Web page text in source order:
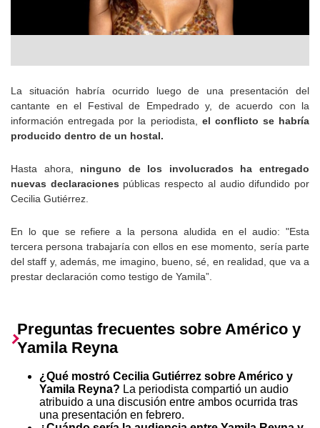
La situación habría ocurrido luego de una presentación del
cantante en el Festival de Empedrado y, de acuerdo con la
información entregada por la periodista, el conflicto se habría
producido dentro de un hostal.
Hasta ahora, ninguno de los involucrados ha entregado
nuevas declaraciones públicas respecto al audio difundido por
Cecilia Gutiérrez.
En lo que se refiere a la persona aludida en el audio: "Esta
tercera persona trabajaría con ellos en ese momento, sería parte
del staff y, además, me imagino, bueno, sé, en realidad, que va a
prestar declaración como testigo de Yamila”.
Preguntas frecuentes sobre Américo y
Yamila Reyna
¿Qué mostró Cecilia Gutiérrez sobre Américo y
Yamila Reyna? La periodista compartió un audio
atribuido a una discusión entre ambos ocurrida tras
una presentación en febrero.